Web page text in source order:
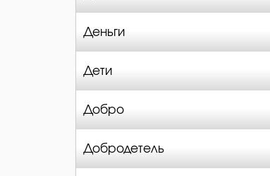
Деньги
Дети
Добро
Добродетель